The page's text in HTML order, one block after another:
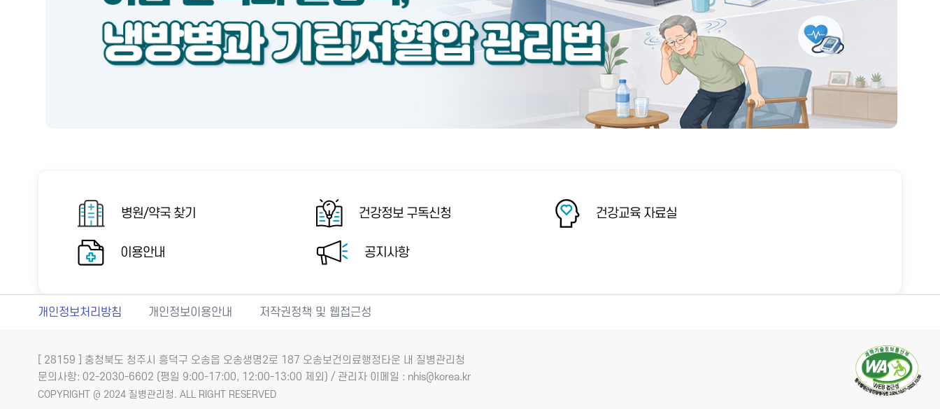
병원/약국 찾기 건강정보 구독신청 건강교육 자료실
이용안내 공지사항
개인정보처리방침 개인정보이용안내 저작권정책 및 웹접근성
[ 28159 ] 충청북도 청주시 흥덕구 오송읍 오송생명2로 187 오송보건의료행정타운 내 질병관리청
문의사항: 02-2030-6602 (평일 9:00-17:00, 12:00-13:00 제외) / 관리자 이메일 : nhis@korea.kr
COPYRIGHT @ 2024 질병관리청. ALL RIGHT RESERVED